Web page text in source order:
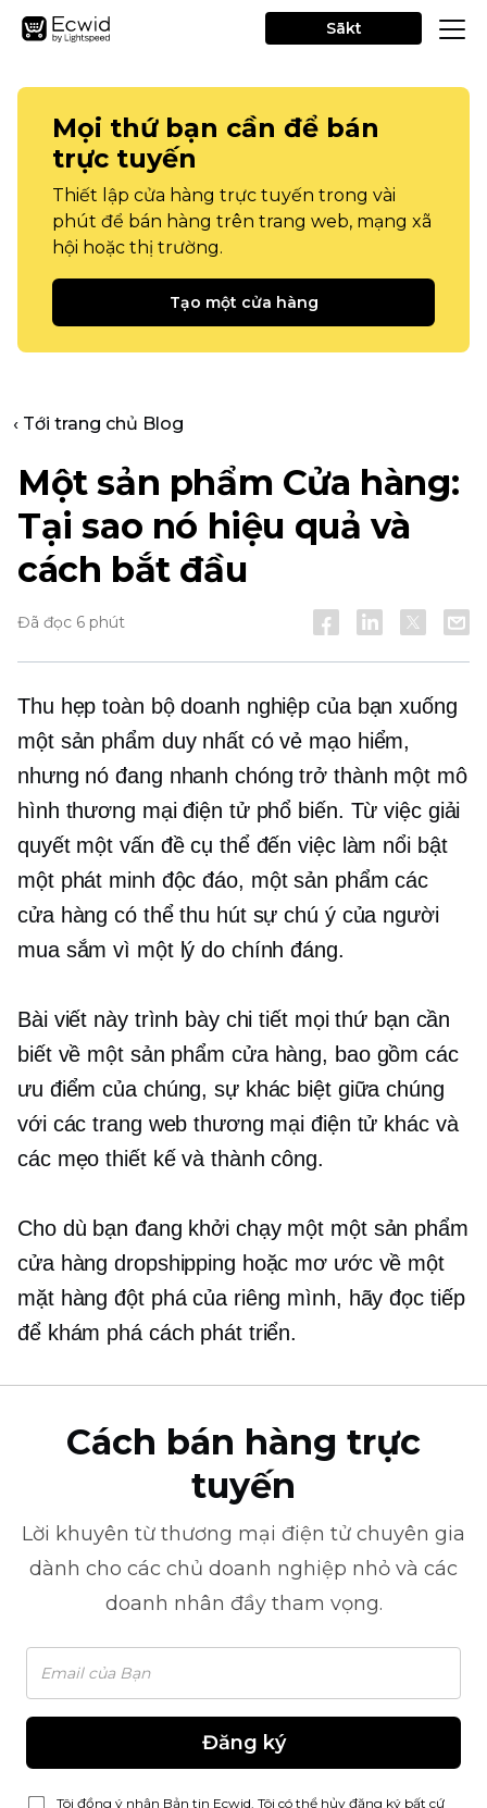
Sākt
Mọi thứ bạn cần để bán
trực tuyến
Thiết lập cửa hàng trực tuyến trong vài
phút để bán hàng trên trang web, mạng xã
hội hoặc thị trường.
Tạo một cửa hàng
‹ Tới trang chủ Blog
Một sản phẩm Cửa hàng:
Tại sao nó hiệu quả và
cách bắt đầu
Đã đọc 6 phút
Thu hẹp toàn bộ doanh nghiệp của bạn xuống
một sản phẩm duy nhất có vẻ mạo hiểm,
nhưng nó đang nhanh chóng trở thành một mô
hình thương mại điện tử phổ biến. Từ việc giải
quyết một vấn đề cụ thể đến việc làm nổi bật
một phát minh độc đáo, một sản phẩm các
cửa hàng có thể thu hút sự chú ý của người
mua sắm vì một lý do chính đáng.
Bài viết này trình bày chi tiết mọi thứ bạn cần
biết về một sản phẩm cửa hàng, bao gồm các
ưu điểm của chúng, sự khác biệt giữa chúng
với các trang web thương mại điện tử khác và
các mẹo thiết kế và thành công.
Cho dù bạn đang khởi chạy một một sản phẩm
cửa hàng dropshipping hoặc mơ ước về một
mặt hàng đột phá của riêng mình, hãy đọc tiếp
để khám phá cách phát triển.
Cách bán hàng trực
tuyến
Lời khuyên từ thương mại điện tử chuyên gia
dành cho các chủ doanh nghiệp nhỏ và các
doanh nhân đầy tham vọng.
Đăng ký
Tôi đồng ý nhận Bản tin Ecwid. Tôi có thể hủy đăng ký bất cứ